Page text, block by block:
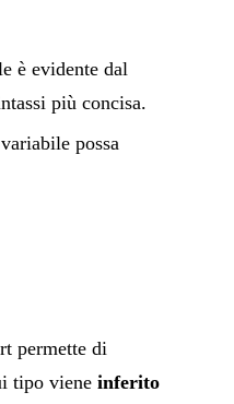
è evidente dal
più concisa.
possa
permette di
tipo viene inferito